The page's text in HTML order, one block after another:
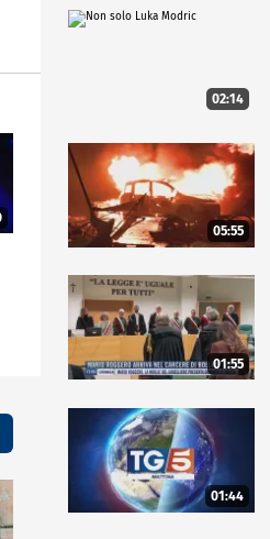
02:14
05:55
01:55
01:44